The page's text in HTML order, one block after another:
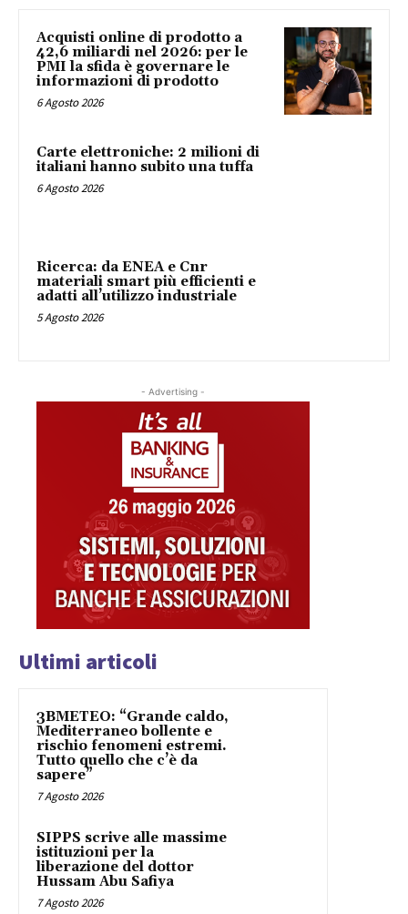
Acquisti online di prodotto a
42,6 miliardi nel 2026: per le
PMI la sfida è governare le
informazioni di prodotto
6 Agosto 2026
Carte elettroniche: 2 milioni di
italiani hanno subito una tuffa
6 Agosto 2026
Ricerca: da ENEA e Cnr
materiali smart più efficienti e
adatti all’utilizzo industriale
5 Agosto 2026
- Advertising -
Ultimi articoli
3BMETEO: “Grande caldo,
Mediterraneo bollente e
rischio fenomeni estremi.
Tutto quello che c’è da
sapere”
7 Agosto 2026
SIPPS scrive alle massime
istituzioni per la
liberazione del dottor
Hussam Abu Safiya
7 Agosto 2026